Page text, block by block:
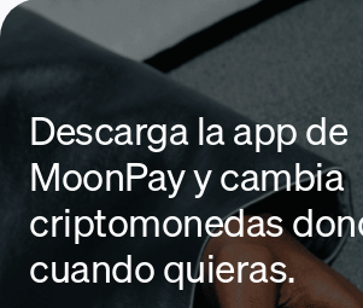
Descarga la app de
MoonPay y cambia
criptomonedas
cuando quieras.